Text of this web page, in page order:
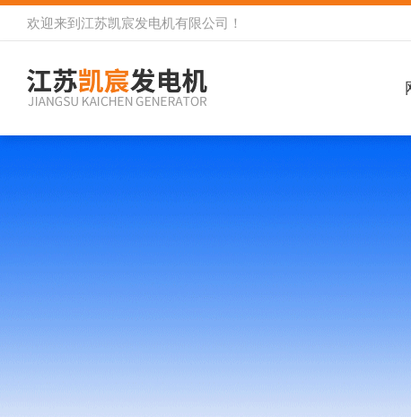
欢迎来到 江苏凯宸发电机有限公司 ！